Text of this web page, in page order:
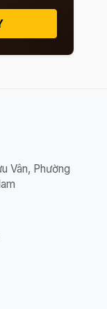
Vân, Phường